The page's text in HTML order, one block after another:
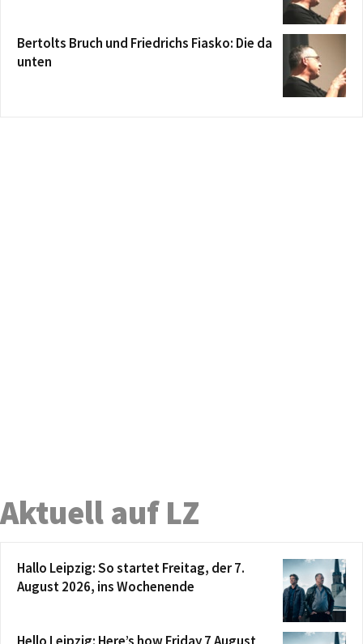
Bertolts Bruch und Friedrichs Fiasko: Die da
unten
Aktuell auf LZ
Hallo Leipzig: So startet Freitag, der 7.
August 2026, ins Wochenende